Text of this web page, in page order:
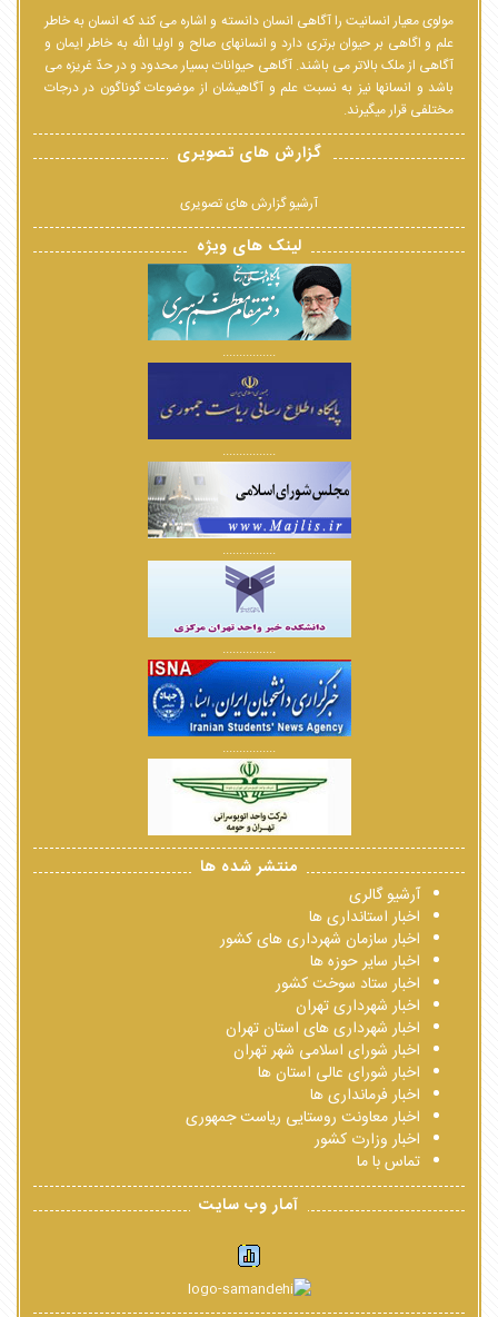
مولوی معیار انسانیت را آگاهی انسان دانسته و اشاره می کند که انسان به خاطر
علم و اگاهی بر حیوان برتری دارد و انسانهای صالح و اولیا الله به خاطر ایمان و
آگاهی از ملک بالاتر می باشند. آگاهی حیوانات بسیار محدود و در حدّ غریزه می
باشد و انسانها نیز به نسبت علم و آگاهیشان از موضوعات گوناگون در درجات
مختلفی قرار میگیرند.
گزارش های تصویری
آرشیو گزارش های تصویری
لینک های ویژه
................
................
................
................
................
منتشر شده ها
آرشیو گالری
اخبار استانداری ها
اخبار سازمان شهرداری های کشور
اخبار سایر حوزه ها
اخبار ستاد سوخت کشور
اخبار شهرداری تهران
اخبار شهرداری های استان تهران
اخبار شورای اسلامی شهر تهران
اخبار شورای عالی استان ها
اخبار فرمانداری ها
اخبار معاونت روستایی ریاست جمهوری
اخبار وزارت کشور
تماس با ما
آمار وب سایت